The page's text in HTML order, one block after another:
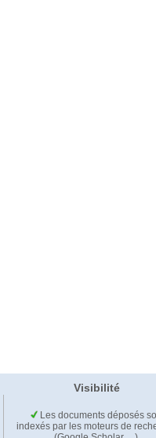
Visibilité
Les documents déposés
indexés par les moteurs de